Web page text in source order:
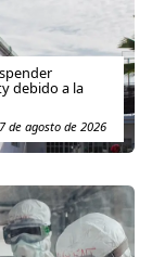
debido a la
7 de agosto de 2026